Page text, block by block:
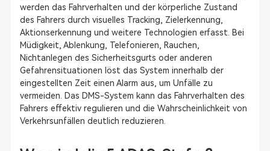
werden das Fahrverhalten und der körperliche Zustand
des Fahrers durch visuelles Tracking, Zielerkennung,
Aktionserkennung und weitere Technologien erfasst. Bei
Müdigkeit, Ablenkung, Telefonieren, Rauchen,
Nichtanlegen des Sicherheitsgurts oder anderen
Gefahrensituationen löst das System innerhalb der
eingestellten Zeit einen Alarm aus, um Unfälle zu
vermeiden. Das DMS-System kann das Fahrverhalten des
Fahrers effektiv regulieren und die Wahrscheinlichkeit von
Verkehrsunfällen deutlich reduzieren.